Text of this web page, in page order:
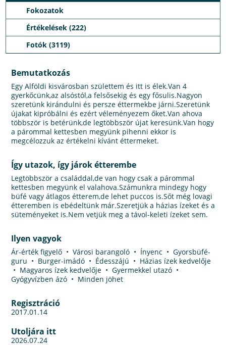
Fokozatok
Értékelések (222)
Fotók (3119)
Bemutatkozás
Egy Alföldi kisvárosban születtem és itt is élek.Van 4
gyerkőcünk,az alsóstól,a felsősekig és egy fősulis.Nagyon
szeretünk kirándulni és persze éttermekbe járni.Szeretünk
újakat kipróbálni és ezért véleményezem őket.Van ahova
többször is betérünk,de legtöbbször újat keresünk.Van hogy
a párommal kettesben megyünk pihenni ekkor is
megcélozzuk az értékelni kívánt éttermeket.
Így utazok, így járok étterembe
Legtöbbször a családdal,de van hogy csak a párommal
kettesben megyünk el valahova.Számunkra mindegy hogy
büfé vagy átlagos étterem,de lehet puccos is.Sőt még lovagi
étteremben is ebédeltünk már.Szeretjük a házias ízeket és a
süteményeket is.Nem vetjük meg a távol-keleti ízeket sem.
Ilyen vagyok
Ár-érték figyelő • Városi barangoló • Ínyenc • Gyorsbüfé-
guru • Burger-imádó • Édesszájú • Házias ízek kedvelője
• Magyaros ízek kedvelője • Gyermekkel utazó •
Gyógyvízben ázó • Minden jöhet
Regisztráció
2017.01.14
Utoljára itt
2026.07.24